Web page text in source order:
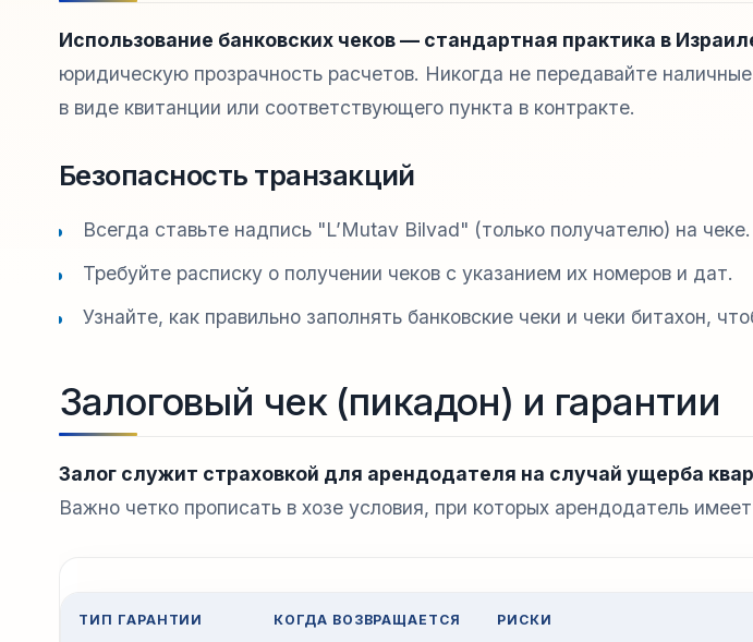
Использование банковских чеков — стандартная практика в
юридическую прозрачность расчетов. Никогда не передавайте
в виде квитанции или соответствующего пункта в контракте.
Безопасность транзакций
Всегда ставьте надпись "L’Mutav Bilvad" (только получателю) на чеке.
Требуйте расписку о получении чеков с указанием их номеров и дат.
Узнайте, как правильно заполнять банковские чеки и чеки битахон,
Залоговый чек (пикадон) и гарантии
Залог служит страховкой для арендодателя на случай ущерба
Важно четко прописать в хозе условия, при которых арендодатель
ТИП ГАРАНТИИ КОГДА ВОЗВРАЩАЕТСЯ РИСКИ